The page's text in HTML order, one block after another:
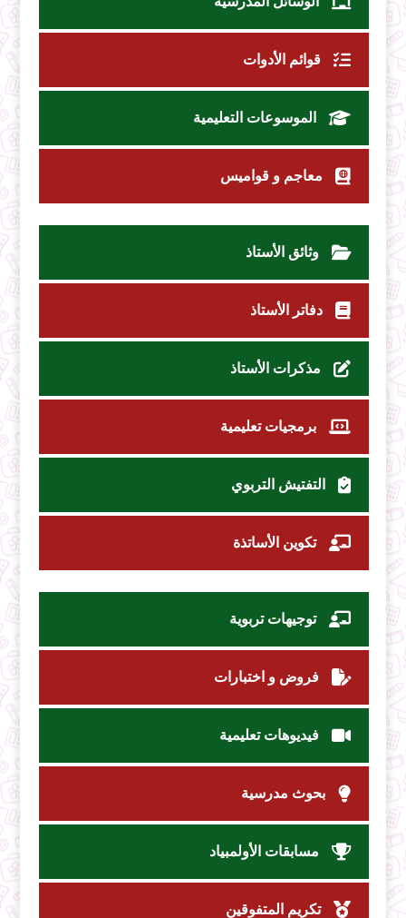
قوائم الأدوات
الموسوعات التعليمية
معاجم و قواميس
وثائق الأستاذ
دفاتر الأستاذ
مذكرات الأستاذ
برمجيات تعليمية
التفتيش التربوي
تكوين الأساتذة
توجيهات تربوية
فروض و اختبارات
فيديوهات تعليمية
بحوث مدرسية
مسابقات الأولمبياد
تكريم المتفوقين